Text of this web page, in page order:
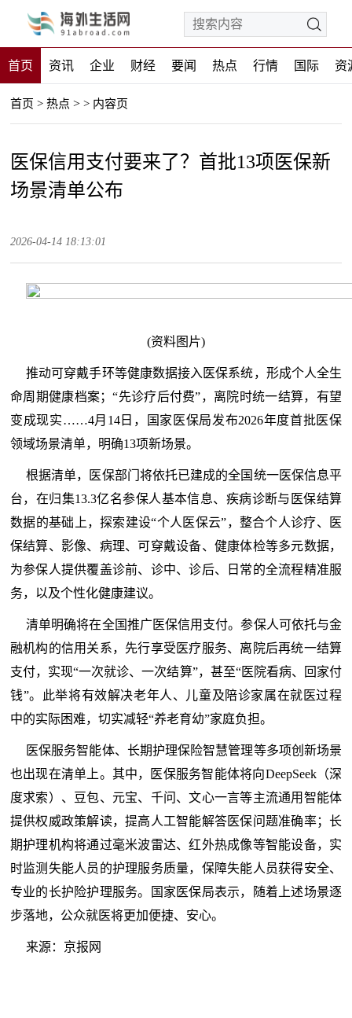
首页 资讯 企业 财经 要闻 热点 行情 国际 资
首页 > 热点 > > 内容页
医保信用支付要来了？首批13项医保新
场景清单公布
2026-04-14 18:13:01
(资料图片)
推动可穿戴手环等健康数据接入医保系统，形成个人全生
命周期健康档案；“先诊疗后付费”，离院时统一结算，有望
变成现实……4月14日，国家医保局发布2026年度首批医保
领域场景清单，明确13项新场景。
根据清单，医保部门将依托已建成的全国统一医保信息平
台，在归集13.3亿名参保人基本信息、疾病诊断与医保结算
数据的基础上，探索建设“个人医保云”，整合个人诊疗、医
保结算、影像、病理、可穿戴设备、健康体检等多元数据，
为参保人提供覆盖诊前、诊中、诊后、日常的全流程精准服
务，以及个性化健康建议。
清单明确将在全国推广医保信用支付。参保人可依托与金
融机构的信用关系，先行享受医疗服务、离院后再统一结算
支付，实现“一次就诊、一次结算”，甚至“医院看病、回家付
钱”。此举将有效解决老年人、儿童及陪诊家属在就医过程
中的实际困难，切实减轻“养老育幼”家庭负担。
医保服务智能体、长期护理保险智慧管理等多项创新场景
也出现在清单上。其中，医保服务智能体将向DeepSeek（深
度求索）、豆包、元宝、千问、文心一言等主流通用智能体
提供权威政策解读，提高人工智能解答医保问题准确率；长
期护理机构将通过毫米波雷达、红外热成像等智能设备，实
时监测失能人员的护理服务质量，保障失能人员获得安全、
专业的长护险护理服务。国家医保局表示，随着上述场景逐
步落地，公众就医将更加便捷、安心。
来源：京报网